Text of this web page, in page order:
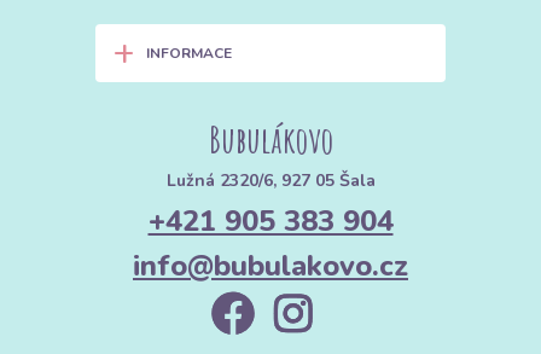
+ INFORMACE
Bubulákovo
Lužná 2320/6, 927 05 Šala
+421 905 383 904
info@bubulakovo.cz